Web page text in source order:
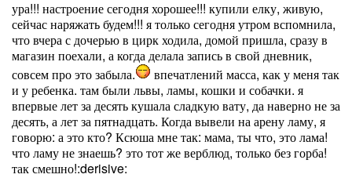
ура!!! настроение сегодня хорошее!!! купили елку, живую,
сейчас наряжать будем!!! я только сегодня утром вспомнила,
что вчера с дочерью в цирк ходила, домой пришла, сразу в
магазин поехали, а когда делала запись в свой дневник,
совсем про это забыла.
впечатлений масса, как у меня так
и у ребенка. там были львы, ламы, кошки и собачки. я
впервые лет за десять кушала сладкую вату, да наверно не за
десять, а лет за пятнадцать. Когда вывели на арену ламу, я
говорю: а это кто? Ксюша мне так: мама, ты что, это лама!
что ламу не знаешь? это тот же верблюд, только без горба!
так смешно!:derisive: